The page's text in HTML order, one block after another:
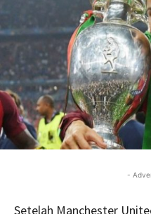
-
Setelah Manchester